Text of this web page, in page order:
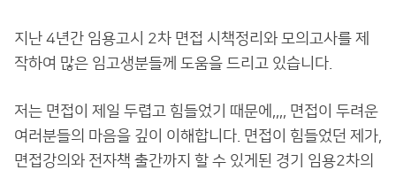
지난 4년간 임용고시 2차 면접 시책정리와 모의고사를 제
작하여 많은 임고생분들께 도움을 드리고 있습니다.
저는 면접이 제일 두렵고 힘들었기 때문에,,,, 면접이 두려운
여러분들의 마음을 깊이 이해합니다. 면접이 힘들었던 제가,
면접강의와 전자책 출간까지 할 수 있게된 경기 임용2차의